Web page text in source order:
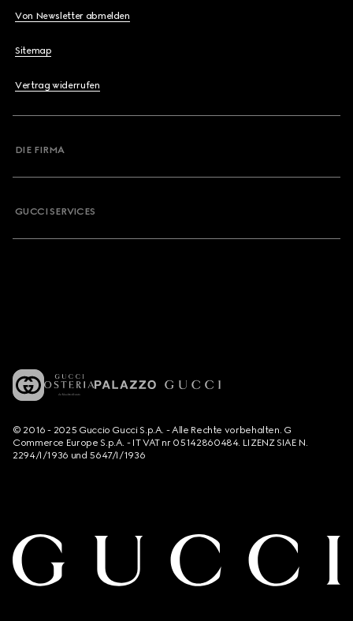
Von Newsletter abmelden
Sitemap
Vertrag widerrufen
DIE FIRMA
GUCCI SERVICES
© 2016 - 2025 Guccio Gucci S.p.A. - Alle Rechte vorbehalten. G
Commerce Europe S.p.A. - IT VAT nr 05142860484. LIZENZ SIAE N.
2294/I/1936 und 5647/I/1936